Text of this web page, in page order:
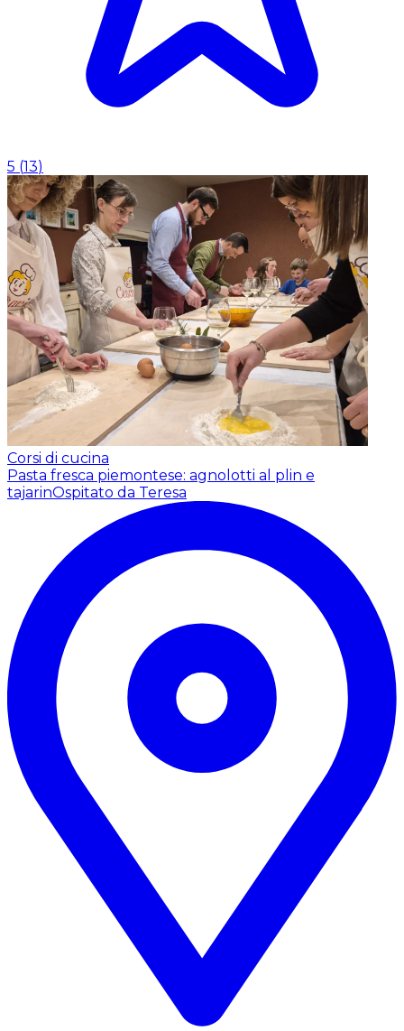
5 (13)
Corsi di cucina
Pasta fresca piemontese: agnolotti al plin e
tajarinOspitato da Teresa